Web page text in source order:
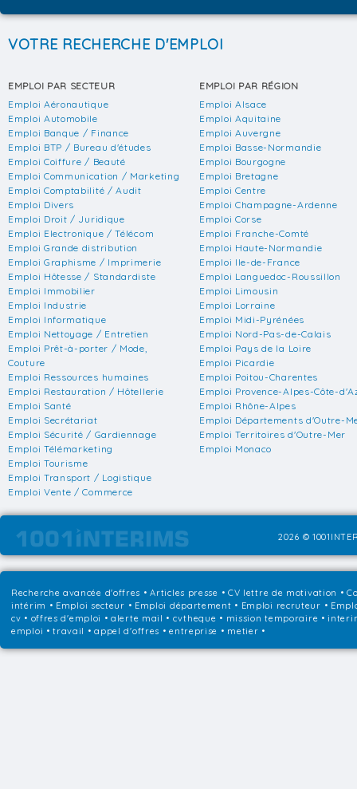
VOTRE RECHERCHE D'EMPLOI
EMPLOI PAR SECTEUR
Emploi Aéronautique
Emploi Automobile
Emploi Banque / Finance
Emploi BTP / Bureau d'études
Emploi Coiffure / Beauté
Emploi Communication / Marketing
Emploi Comptabilité / Audit
Emploi Divers
Emploi Droit / Juridique
Emploi Electronique / Télécom
Emploi Grande distribution
Emploi Graphisme / Imprimerie
Emploi Hôtesse / Standardiste
Emploi Immobilier
Emploi Industrie
Emploi Informatique
Emploi Nettoyage / Entretien
Emploi Prêt-à-porter / Mode,
Couture
Emploi Ressources humaines
Emploi Restauration / Hôtellerie
Emploi Santé
Emploi Secrétariat
Emploi Sécurité / Gardiennage
Emploi Télémarketing
Emploi Tourisme
Emploi Transport / Logistique
Emploi Vente / Commerce
EMPLOI PAR RÉGION
Emploi Alsace
Emploi Aquitaine
Emploi Auvergne
Emploi Basse-Normandie
Emploi Bourgogne
Emploi Bretagne
Emploi Centre
Emploi Champagne-Ardenne
Emploi Corse
Emploi Franche-Comté
Emploi Haute-Normandie
Emploi Ile-de-France
Emploi Languedoc-Roussillon
Emploi Limousin
Emploi Lorraine
Emploi Midi-Pyrénées
Emploi Nord-Pas-de-Calais
Emploi Pays de la Loire
Emploi Picardie
Emploi Poitou-Charentes
Emploi Provence-Alpes-Côte-
Emploi Rhône-Alpes
Emploi Départements d'Outre-
Emploi Territoires d'Outre-Mer
Emploi Monaco
2026 ©
Recherche avancée d'offres •Articles presse • CV lettre de motivation •
intérim • Emploi secteur • Emploi département • Emploi recruteur •
cv • offres d'emploi • alerte mail • cvtheque • mission temporaire •
emploi • travail • appel d'offres • entreprise • metier •